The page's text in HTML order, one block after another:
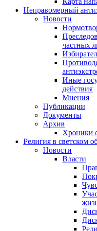
Неправомерный
Новости
частных
Иные
действия
Мнения
Публикации
Документы
Архив
Хроники
Религия в светском
Новости
Власти